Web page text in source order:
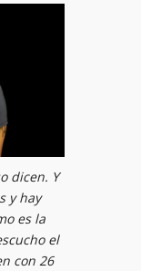
dicen. Y
y hay
es la
el
con 26